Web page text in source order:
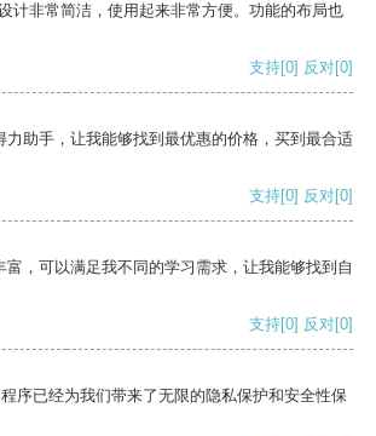
计非常简洁，使用起来非常方便。功能的布局也
支持[0] 反对[0]
力助手，让我能够找到最优惠的价格，买到最合适
支持[0] 反对[0]
富，可以满足我不同的学习需求，让我能够找到自
支持[0] 反对[0]
序已经为我们带来了无限的隐私保护和安全性保